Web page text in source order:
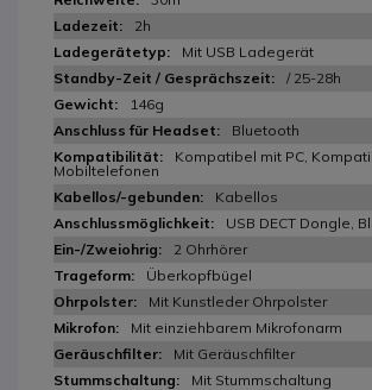
2h
Mit USB Ladegerät
/ 25-28h
146g
Bluetooth
Kompatibel mit PC,
Mobiltelefonen
Kabellos
USB DECT Dongle,
2 Ohrhörer
Überkopfbügel
Mit Kunstleder Ohrpolster
Mit einziehbarem Mikrofonarm
Mit Geräuschfilter
Mit Stummschaltung